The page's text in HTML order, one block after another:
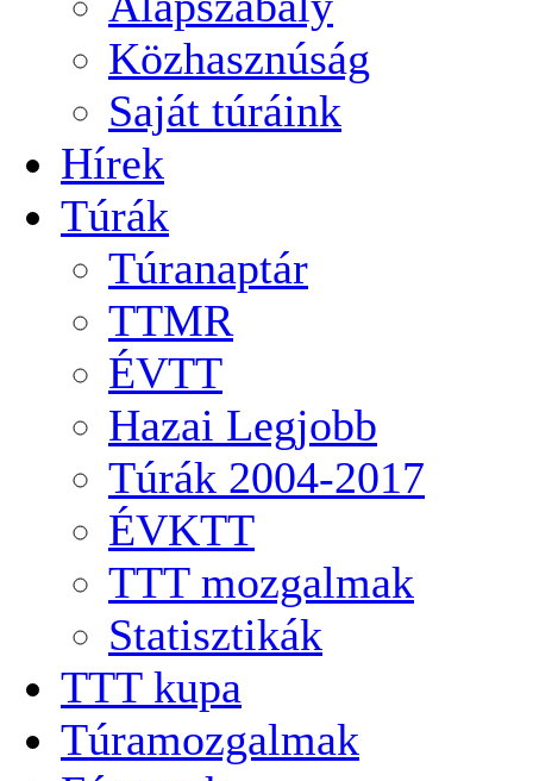
Közhasznúság
Saját túráink
Hírek
Túrák
Túranaptár
TTMR
ÉVTT
Hazai Legjobb
Túrák 2004-2017
ÉVKTT
TTT mozgalmak
Statisztikák
TTT kupa
Túramozgalmak